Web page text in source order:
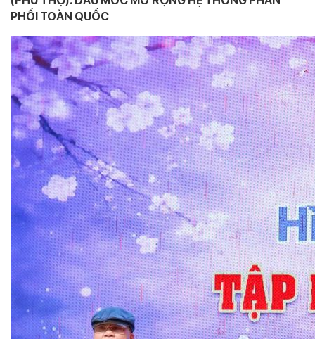
PHỐI TOÀN QUỐC